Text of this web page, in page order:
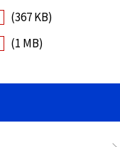
(367 KB)
(1 MB)